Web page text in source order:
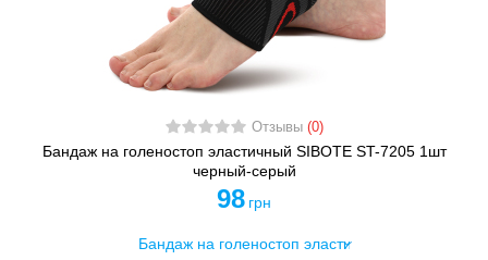
Отзывы (0)
Бандаж на голеностоп эластичный SIBOTE ST-7205 1шт
черный-серый
98 грн